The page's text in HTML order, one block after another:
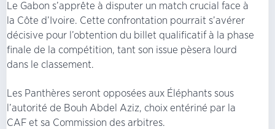
Le Gabon s’apprête à disputer un match crucial face à
la Côte d’Ivoire. Cette confrontation pourrait s’avérer
décisive pour l’obtention du billet qualificatif à la phase
finale de la compétition, tant son issue pèsera lourd
dans le classement.
Les Panthères seront opposées aux Éléphants sous
l’autorité de Bouh Abdel Aziz, choix entériné par la
CAF et sa Commission des arbitres.